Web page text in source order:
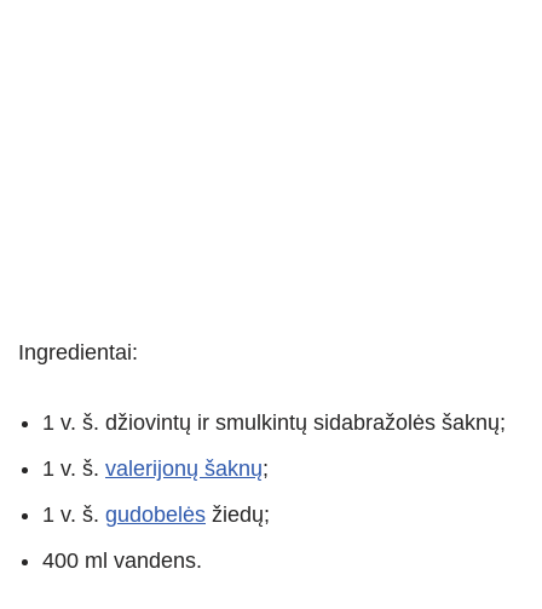
Ingredientai:
1 v. š. džiovintų ir smulkintų sidabražolės šaknų;
1 v. š. valerijonų šaknų;
1 v. š. gudobelės žiedų;
400 ml vandens.